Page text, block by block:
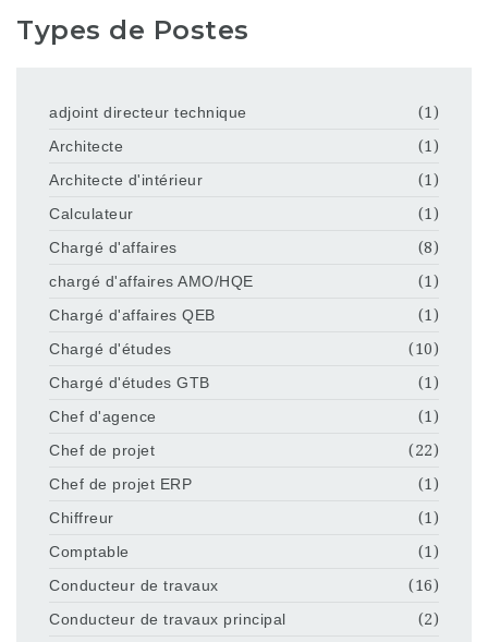
Types de Postes
adjoint directeur technique
(1)
Architecte
(1)
Architecte d'intérieur
(1)
Calculateur
(1)
Chargé d'affaires
(8)
chargé d'affaires AMO/HQE
(1)
Chargé d'affaires QEB
(1)
Chargé d'études
(10)
Chargé d'études GTB
(1)
Chef d'agence
(1)
Chef de projet
(22)
Chef de projet ERP
(1)
Chiffreur
(1)
Comptable
(1)
Conducteur de travaux
(16)
Conducteur de travaux principal
(2)